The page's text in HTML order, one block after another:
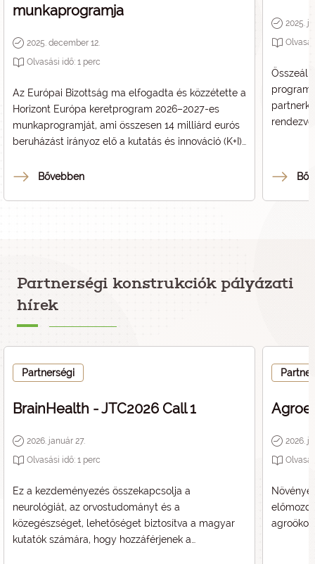
munkaprogramja
2025. december 12.
Olvasási idő: 1 perc
Az Európai Bizottság ma elfogadta és közzétette a
Horizont Európa keretprogram 2026–2027-es
munkaprogramját, ami összesen 14 milliárd eurós
beruházást irányoz elő a kutatás és innováció (K+I)
megvalósítása érdekében, és ami egyben a
Bővebben
2025.
Partnerségi konstrukciók pályázati
hírek
Partnerségi
BrainHealth - JTC2026 Call 1
2026. január 27.
Olvasási idő: 1 perc
Ez a kezdeményezés összekapcsolja a
neurológiát, az orvostudományt és a
közegészséget, lehetőséget biztosítva a magyar
kutatók számára, hogy hozzáférjenek a
2026.